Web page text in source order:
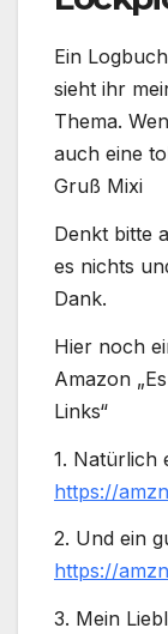
Ein
sieht ihr
Thema.
auch eine
Gruß Mixi
Denkt bitte
es nichts
Dank.
Hier noch
Amazon
Links“
1. Natürlich
https://
2. Und ein
https://
3. Mein